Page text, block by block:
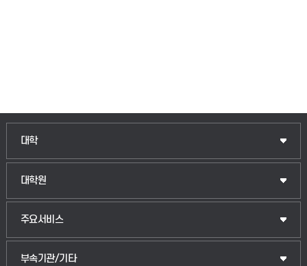
대학
인문융합공공인재학부
법경영학부
대학원
일반대학원
산업대학원
공공정책대학원
주요서비스
입학안내
웹메일
부속기관/기타
중앙도서관